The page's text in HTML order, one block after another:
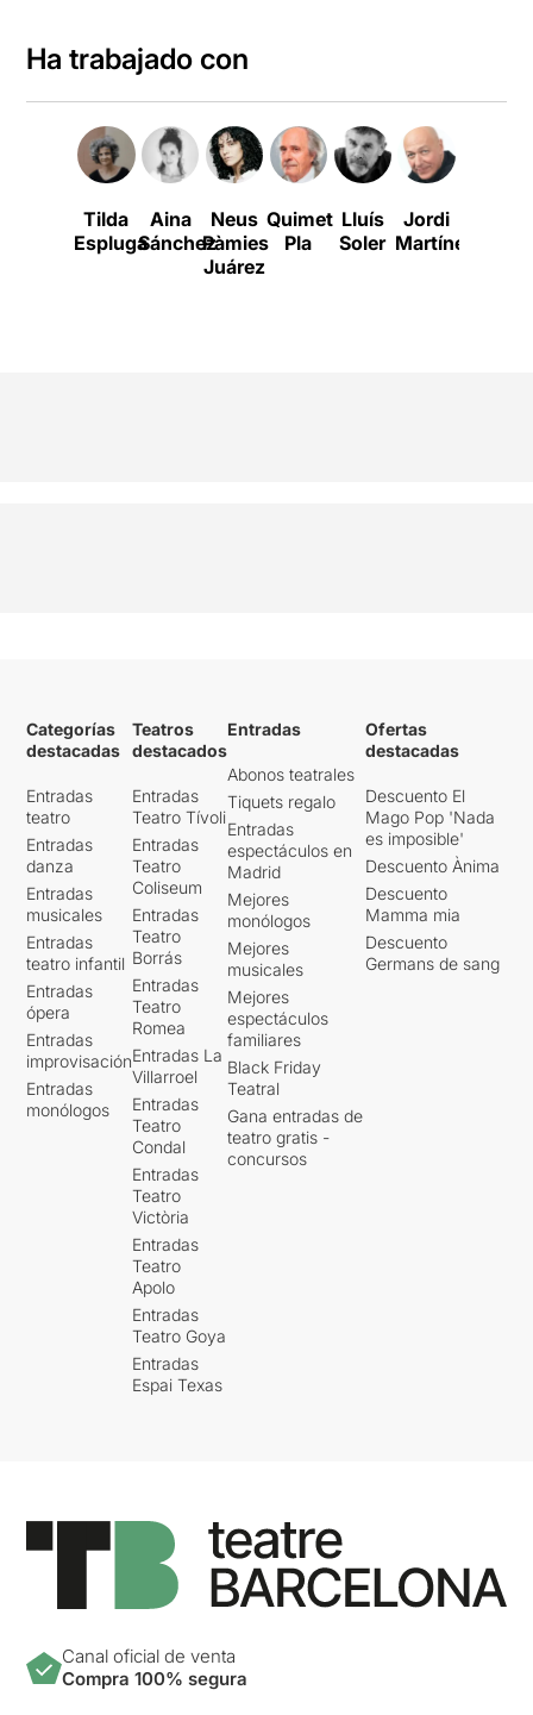
Ha trabajado con
Tilda
Espluga
Aina
Sánchez
Neus
Pàmies
Juárez
Quimet
Pla
Lluís
Soler
Jordi
Martínez
Categorías
destacadas
Entradas
teatro
Entradas
danza
Entradas
musicales
Entradas
teatro infantil
Entradas
ópera
Entradas
improvisación
Entradas
monólogos
Teatros
destacados
Entradas
Teatro Tívoli
Entradas
Teatro
Coliseum
Entradas
Teatro
Borrás
Entradas
Teatro
Romea
Entradas La
Villarroel
Entradas
Teatro
Condal
Entradas
Teatro
Victòria
Entradas
Teatro
Apolo
Entradas
Teatro Goya
Entradas
Espai Texas
Entradas
Abonos teatrales
Tiquets regalo
Entradas
espectáculos en
Madrid
Mejores
monólogos
Mejores
musicales
Mejores
espectáculos
familiares
Black Friday
Teatral
Gana entradas de
teatro gratis -
concursos
Ofertas
destacadas
Descuento El
Mago Pop 'Nada
es imposible'
Descuento Ànima
Descuento
Mamma mia
Descuento
Germans de sang
Canal oficial de venta
Compra 100% segura